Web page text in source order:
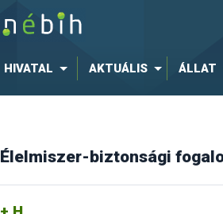
HIVATAL AKTUÁLIS ÁLLAT
Élelmiszer-biztonsági